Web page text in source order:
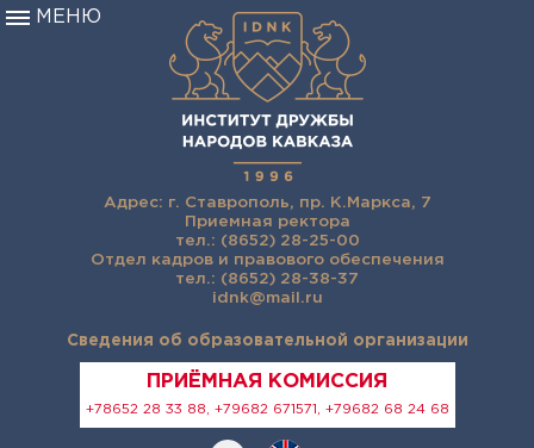
Адрес: г. Ставрополь, пр. К.Маркса, 7
Приемная ректора
тел.: (8652) 28-25-00
Отдел кадров и правового обеспечения
тел.: (8652) 28-38-37
idnk@mail.ru
Сведения об образовательной организации
ПРИЁМНАЯ КОМИССИЯ
+78652 28 33 88, +79682 671571, +79682 68 24 68
МЕНЮ